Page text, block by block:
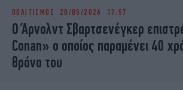
ΠΟΛΙΤΙΣΜΟΣ 20/05/2026 17:57
Ο Άρνολντ Σβαρτσενέγκερ
Conan» ο οποίος παραμένει 40
θρόνο του